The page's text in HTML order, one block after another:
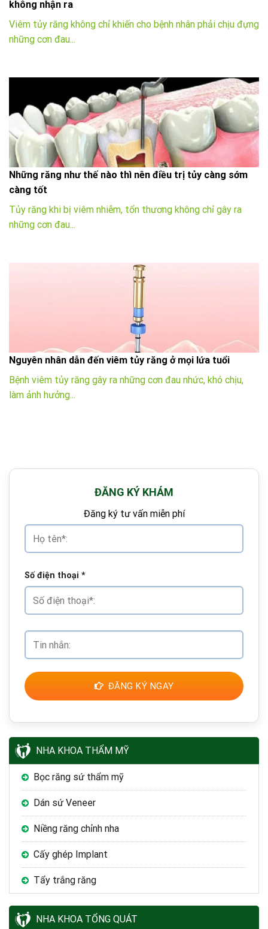
không nhận ra
Viêm tủy răng không chỉ khiến cho bệnh nhân phải chịu đựng
những cơn đau...
Những răng như thế nào thì nên điều trị tủy càng sớm
càng tốt
Tủy răng khi bị viêm nhiễm, tổn thương không chỉ gây ra
những cơn đau...
Nguyên nhân dẫn đến viêm tủy răng ở mọi lứa tuổi
Bệnh viêm tủy răng gây ra những cơn đau nhức, khó chịu,
làm ảnh hưởng...
ĐĂNG KÝ KHÁM
Đăng ký tư vấn miễn phí
Số điện thoại *
ĐĂNG KÝ NGAY
NHA KHOA THẨM MỸ
Bọc răng sứ thẩm mỹ
Dán sứ Veneer
Niềng răng chỉnh nha
Cấy ghép Implant
Tẩy trắng răng
NHA KHOA TỔNG QUÁT